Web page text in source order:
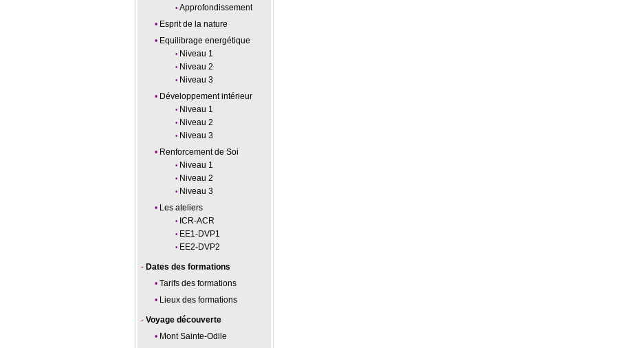
Approfondissement
Esprit de la nature
Equilibrage energétique
Niveau 1
Niveau 2
Niveau 3
Développement intérieur
Niveau 1
Niveau 2
Niveau 3
Renforcement de Soi
Niveau 1
Niveau 2
Niveau 3
Les ateliers
ICR-ACR
EE1-DVP1
EE2-DVP2
Dates des formations
Tarifs des formations
Lieux des formations
Voyage découverte
Mont Sainte-Odile